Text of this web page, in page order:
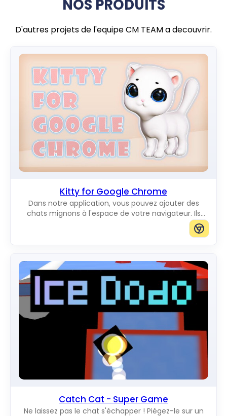
NOS PRODUITS
D'autres projets de l'equipe CM TEAM a decouvrir.
Kitty for Google Chrome
Dans notre application, vous pouvez ajouter des
chats mignons à l'espace de votre navigateur. Ils
vous raviront en se déplaçant sur l'écran. Vous
pouvez ajouter des chats de la taille que vous voulez.
Catch Cat - Super Game
Ne laissez pas le chat s'échapper ! Piégez-le sur un